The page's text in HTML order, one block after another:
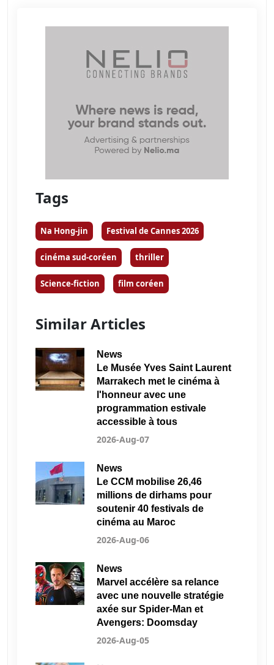
Tags
Na Hong-jin Festival de Cannes 2026
cinéma sud-coréen thriller
Science-fiction film coréen
Similar Articles
News
Le Musée Yves Saint Laurent
Marrakech met le cinéma à
l'honneur avec une
programmation estivale
accessible à tous
2026-Aug-07
News
Le CCM mobilise 26,46
millions de dirhams pour
soutenir 40 festivals de
cinéma au Maroc
2026-Aug-06
News
Marvel accélère sa relance
avec une nouvelle stratégie
axée sur Spider-Man et
Avengers: Doomsday
2026-Aug-05